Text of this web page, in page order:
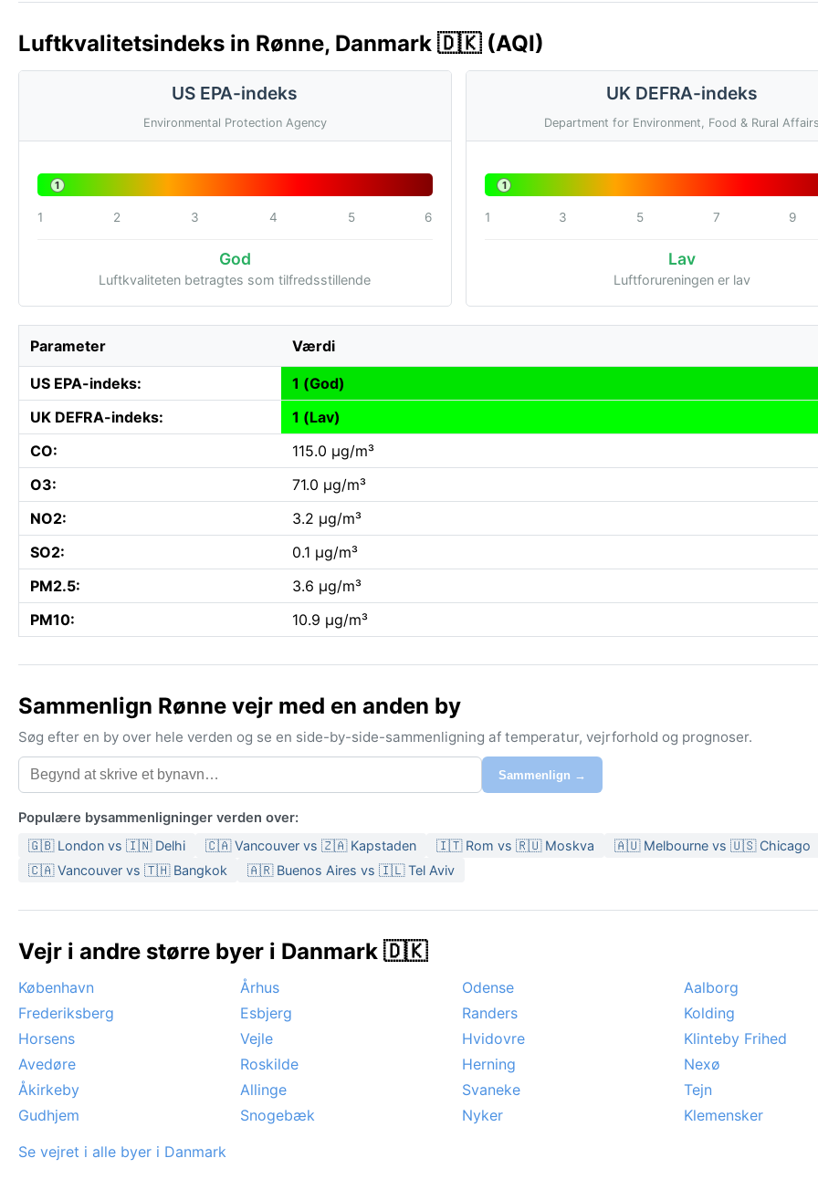
Luftkvalitetsindeks in Rønne, Danmark 🇩🇰 (AQI)
US EPA-indeks
Environmental Protection Agency
1
1 2 3 4 5 6
God
Luftkvaliteten betragtes som tilfredsstillende
UK DEFRA-indeks
Department for Environment, Food & Rural
1
1 3 5 7 9
Lav
Luftforureningen er lav
Parameter Værdi
US EPA-indeks:
1 (God)
UK DEFRA-indeks:
1 (Lav)
CO:
115.0 µg/m³
O3:
71.0 µg/m³
NO2:
3.2 µg/m³
SO2:
0.1 µg/m³
PM2.5:
3.6 µg/m³
PM10:
10.9 µg/m³
Sammenlign Rønne vejr med en anden by
Søg efter en by over hele verden og se en side-by-side-sammenligning af temperatur, vejrforhold og prognoser.
Sammenlign →
Populære bysammenligninger verden over:
🇬🇧 London vs 🇮🇳 Delhi 🇨🇦 Vancouver vs 🇿🇦 Kapstaden 🇮🇹 Rom vs 🇷🇺 Moskva
🇦🇺 Melbourne vs 🇺🇸 Chicago
🇨🇦 Vancouver vs 🇹🇭 Bangkok
🇦🇷 Buenos Aires vs 🇮🇱 Tel Aviv
Vejr i andre større byer i Danmark 🇩🇰
København Århus Odense
Aalborg
Frederiksberg
Esbjerg Randers
Kolding
Horsens
Vejle Hvidovre
Klinteby Frihed
Avedøre
Roskilde Herning
Nexø
Åkirkeby
Allinge Svaneke
Tejn
Gudhjem
Snogebæk Nyker
Klemensker
Se vejret i alle byer i Danmark